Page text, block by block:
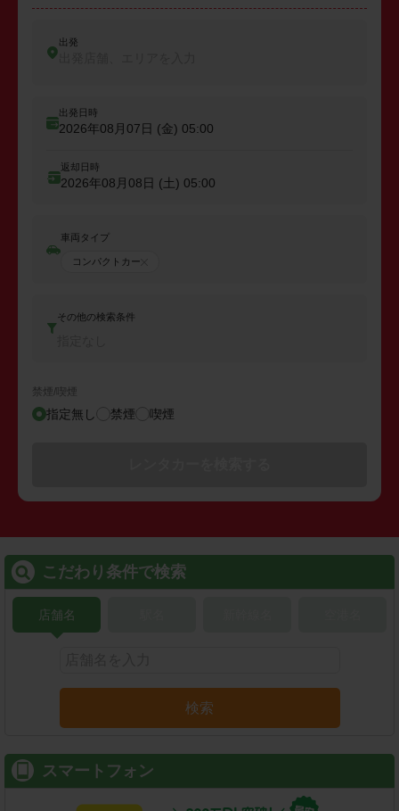
出発
出発日時
2026年08月07日 (金) 05:00
返却日時
2026年08月08日 (土) 05:00
車両タイプ
コンパクトカー
その他の検索条件
禁煙/喫煙
指定無し 禁煙 喫煙
こだわり条件で検索
店舗名
検索
スマートフォン